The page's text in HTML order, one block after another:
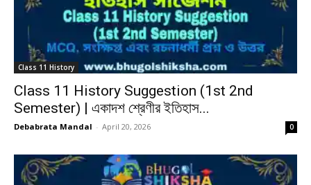
Class 11 History
Class 11 History Suggestion (1st 2nd
Semester) | একাদশ শ্রেণীর ইতিহাস...
Debabrata Mandal - April 20, 2026 0